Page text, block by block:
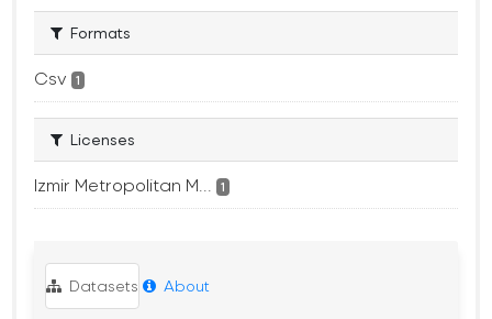
Formats
Csv 1
Licenses
Izmir Metropolitan M... 1
Datasets About